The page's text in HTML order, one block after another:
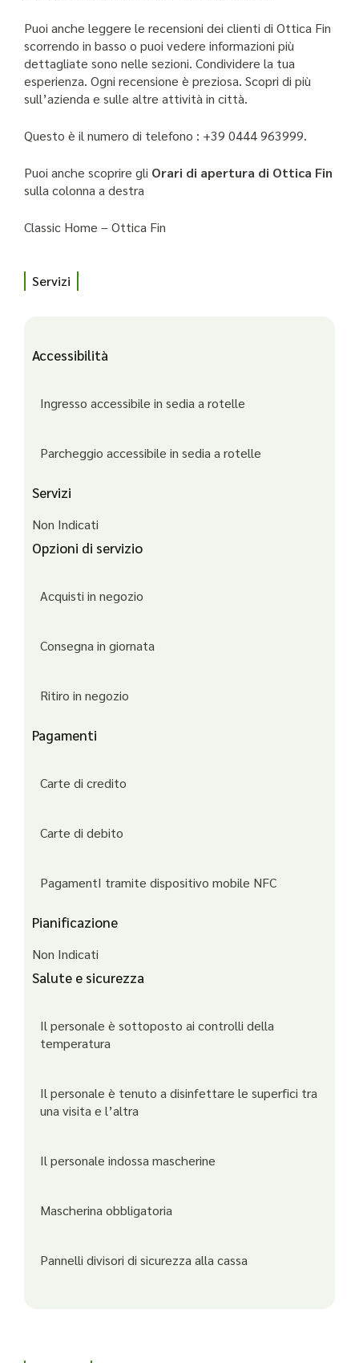
Puoi anche leggere le recensioni dei clienti di Ottica Fin
scorrendo in basso o puoi vedere informazioni più
dettagliate sono nelle sezioni. Condividere la tua
esperienza. Ogni recensione è preziosa. Scopri di più
sull’azienda e sulle altre attività in città.
Questo è il numero di telefono : +39 0444 963999.
Puoi anche scoprire gli Orari di apertura di Ottica Fin
sulla colonna a destra
Classic Home – Ottica Fin
Servizi
Accessibilità
Ingresso accessibile in sedia a rotelle
Parcheggio accessibile in sedia a rotelle
Servizi
Non Indicati
Opzioni di servizio
Acquisti in negozio
Consegna in giornata
Ritiro in negozio
Pagamenti
Carte di credito
Carte di debito
PagamentI tramite dispositivo mobile NFC
Pianificazione
Non Indicati
Salute e sicurezza
Il personale è sottoposto ai controlli della
temperatura
Il personale è tenuto a disinfettare le superfici tra
una visita e l’altra
Il personale indossa mascherine
Mascherina obbligatoria
Pannelli divisori di sicurezza alla cassa